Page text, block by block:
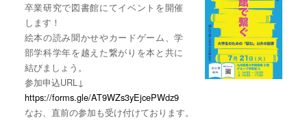
卒業研究で図書館にてイベントを開催
します！
絵本の読み聞かせやカードゲーム、学
部学科学年を越えた繋がりを本と共に
結びましょう。
参加申込URL↓
https://forms.gle/AT9WZs3yEjcePWdz9
なお、直前の参加も受け付けております。